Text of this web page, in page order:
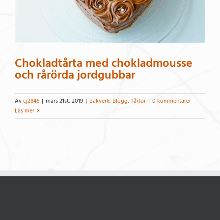
Chokladtårta med chokladmousse
och rårörda jordgubbar
Avcj2846 | mars 21st, 2019 | Bakverk, Blogg, Tårtor | 0 kommentarer
Läs mer